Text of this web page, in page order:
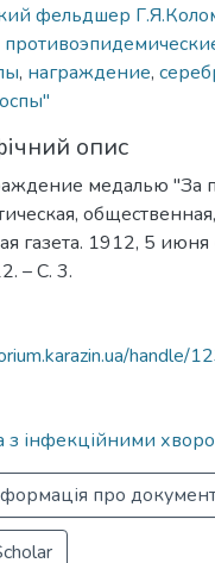
фельдшер
, награждение,
опис
медалью "За
газета. 1912, 5
– С. 3.
handle/
з інфекційними
про